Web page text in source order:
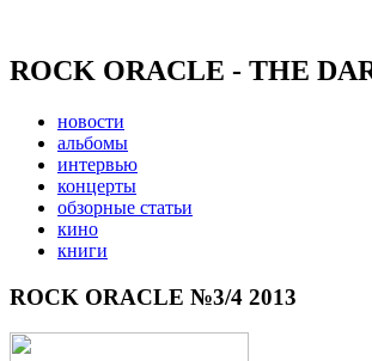
ROCK ORACLE - THE
новости
альбомы
интервью
концерты
обзорные статьи
кино
книги
ROCK ORACLE №3/4 2013